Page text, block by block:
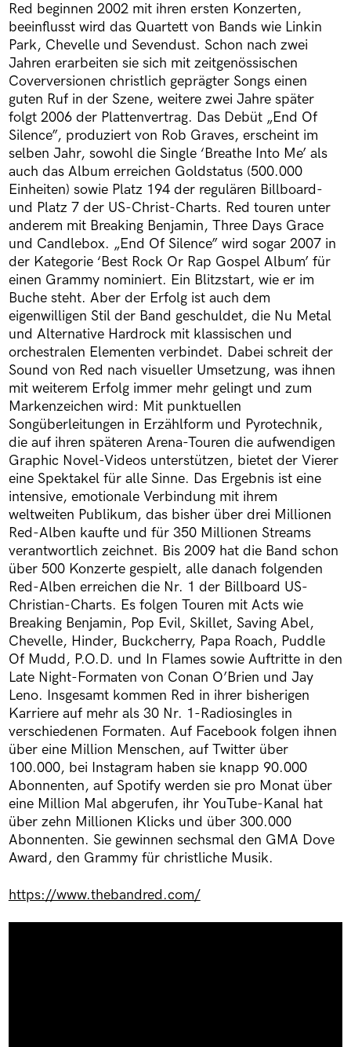
Red beginnen 2002 mit ihren ersten Konzerten,
beeinflusst wird das Quartett von Bands wie Linkin
Park, Chevelle und Sevendust. Schon nach zwei
Jahren erarbeiten sie sich mit zeitgenössischen
Coverversionen christlich geprägter Songs einen
guten Ruf in der Szene, weitere zwei Jahre später
folgt 2006 der Plattenvertrag. Das Debüt „End Of
Silence”, produziert von Rob Graves, erscheint im
selben Jahr, sowohl die Single ‘Breathe Into Me’ als
auch das Album erreichen Goldstatus (500.000
Einheiten) sowie Platz 194 der regulären Billboard-
und Platz 7 der US-Christ-Charts. Red touren unter
anderem mit Breaking Benjamin, Three Days Grace
und Candlebox. „End Of Silence” wird sogar 2007 in
der Kategorie ‘Best Rock Or Rap Gospel Album’ für
einen Grammy nominiert. Ein Blitzstart, wie er im
Buche steht. Aber der Erfolg ist auch dem
eigenwilligen Stil der Band geschuldet, die Nu Metal
und Alternative Hardrock mit klassischen und
orchestralen Elementen verbindet. Dabei schreit der
Sound von Red nach visueller Umsetzung, was ihnen
mit weiterem Erfolg immer mehr gelingt und zum
Markenzeichen wird: Mit punktuellen
Songüberleitungen in Erzählform und Pyrotechnik,
die auf ihren späteren Arena-Touren die aufwendigen
Graphic Novel-Videos unterstützen, bietet der Vierer
eine Spektakel für alle Sinne. Das Ergebnis ist eine
intensive, emotionale Verbindung mit ihrem
weltweiten Publikum, das bisher über drei Millionen
Red-Alben kaufte und für 350 Millionen Streams
verantwortlich zeichnet. Bis 2009 hat die Band schon
über 500 Konzerte gespielt, alle danach folgenden
Red-Alben erreichen die Nr. 1 der Billboard US-
Christian-Charts. Es folgen Touren mit Acts wie
Breaking Benjamin, Pop Evil, Skillet, Saving Abel,
Chevelle, Hinder, Buckcherry, Papa Roach, Puddle
Of Mudd, P.O.D. und In Flames sowie Auftritte in den
Late Night-Formaten von Conan O’Brien und Jay
Leno. Insgesamt kommen Red in ihrer bisherigen
Karriere auf mehr als 30 Nr. 1-Radiosingles in
verschiedenen Formaten. Auf Facebook folgen ihnen
über eine Million Menschen, auf Twitter über
100.000, bei Instagram haben sie knapp 90.000
Abonnenten, auf Spotify werden sie pro Monat über
eine Million Mal abgerufen, ihr YouTube-Kanal hat
über zehn Millionen Klicks und über 300.000
Abonnenten. Sie gewinnen sechsmal den GMA Dove
Award, den Grammy für christliche Musik.
https://www.thebandred.com/